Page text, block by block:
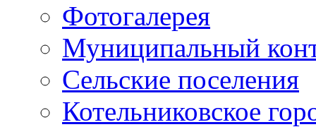
Фотогалерея
Муниципальный
Сельские поселения
Котельниковское